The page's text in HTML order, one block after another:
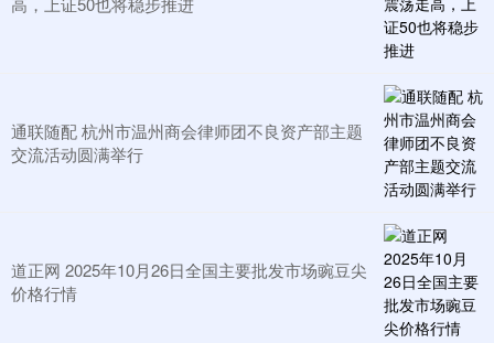
通联随配 杭州市温州商会律师团不良资产部主题
交流活动圆满举行
道正网 2025年10月26日全国主要批发市场豌豆尖
价格行情